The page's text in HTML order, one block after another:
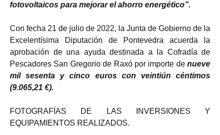
fotovoltaicos para mejorar el ahorro energético”.
Con fecha 21 de julio de 2022, la Junta de Gobierno de la
Excelentísima Diputación de Pontevedra acuerda la
aprobación de una ayuda destinada a la Cofradía de
Pescadores San Gregorio de Raxó por importe de nueve
mil sesenta y cinco euros con veintiún céntimos
(9.065,21 €).
FOTOGRAFÍAS DE LAS INVERSIONES Y
EQUIPAMIENTOS REALIZADOS.